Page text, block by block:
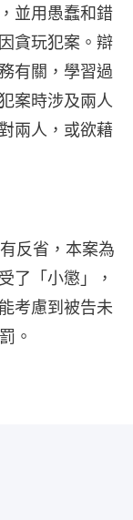
並用愚蠢和錯
貪玩犯案。辯
有關，學習過
案時涉及兩人
兩人，或欲藉
反省，本案為
了「小懲」，
考慮到被告未
。